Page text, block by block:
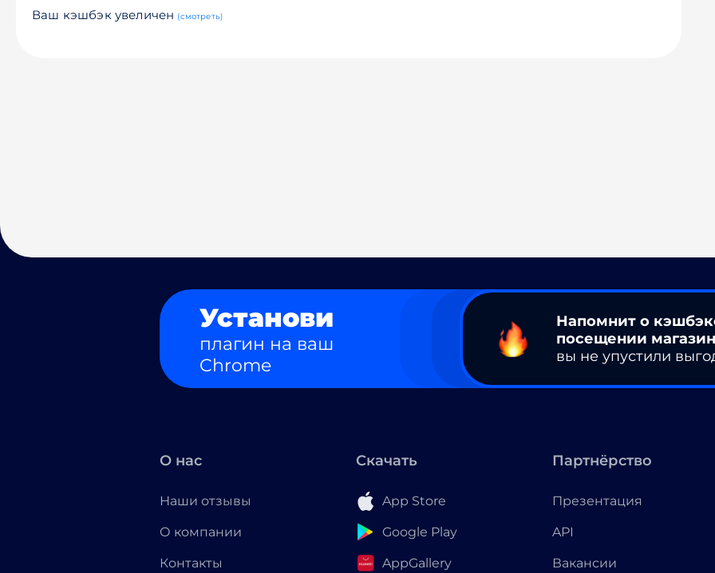
Ваш кэшбэк увеличен (смотреть)
Установи
плагин на ваш
Chrome
Напомнит о
посещении
вы не упустили
О нас
Наши отзывы
О компании
Контакты
Скачать
App Store
Google Play
AppGallery
Партнёрство
Презентация
API
Вакансии